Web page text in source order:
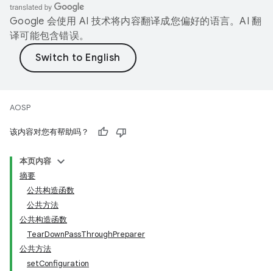
Google 会使用 AI 技术将内容翻译成您偏好的语言。AI 翻
译可能包含错误。
AOSP
该内容对您有帮助吗？
本页内容
摘要
公共构造函数
公共方法
公共构造函数
TearDownPassThroughPreparer
公共方法
setConfiguration